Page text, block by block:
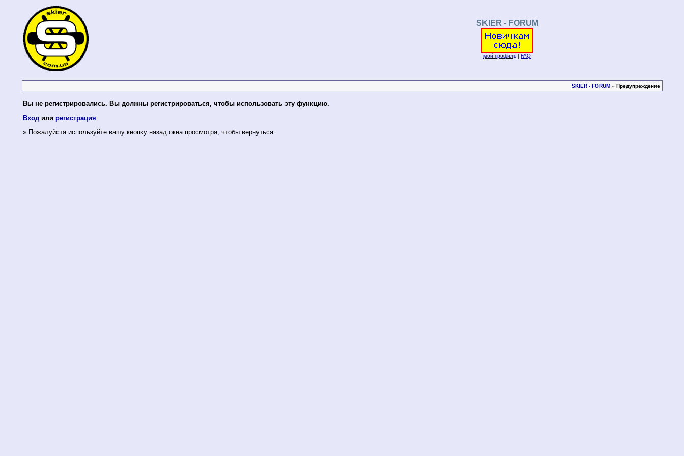
SKIER - FORUM
мой профиль | FAQ
SKIER - FORUM» Предупреждение
Вы не регистрировались. Вы должны регистрироваться, чтобы использовать эту функцию.
Входили регистрация
» Пожалуйста используйте вашу кнопку назад окна просмотра, чтобы вернуться.